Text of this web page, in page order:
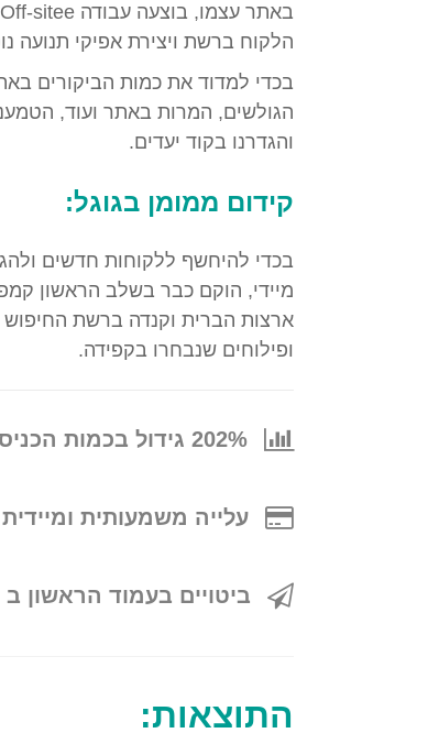
הלקוח ברשת ויצירת אפיקי תנועה
בכדי למדוד את כמות הביקורים
והגדרנו בקוד יעדים.
קידום ממומן בגוגל:
בכדי להיחשף ללקוחות חדשים
מיידי, הוקם כבר בשלב הראשון
ארצות הברית וקנדה ברשת החיפוש
ופילוחים שנבחרו בקפידה.
202% גידול בכמות הכניסות האורגניות לחודש!
עלייה משמעותית
ביטויים בעמוד הראשון ב Google.com
התוצאות: